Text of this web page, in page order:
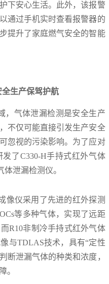
下安心生活。此外，该报警
通过手机实时查看报警器的
提升了家庭燃气安全的智能
生产保驾护航
，气体泄漏检测是安全生产
不仅可能直接引发生产安全
忽视的污染影响。为了应对
了C330-H手持式红外气体
泄漏检测仪。
像仪采用了先进的红外探测
等多种气体，实现了远距
R10非制冷手持式红外气体
与TDLAS技术，具有“定性
断泄漏气体的种类和浓度，
。